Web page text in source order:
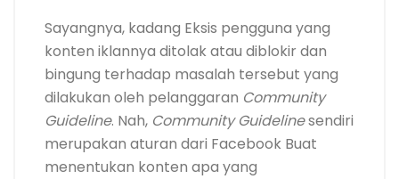
Sayangnya, kadang Eksis pengguna yang
konten iklannya ditolak atau diblokir dan
bingung terhadap masalah tersebut yang
dilakukan oleh pelanggaran Community
Guideline. Nah, Community Guidelinesendiri
merupakan aturan dari Facebook Buat
menentukan konten apa yang